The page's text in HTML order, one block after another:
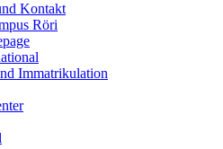
Kontakt
Röri
Immatrikulation